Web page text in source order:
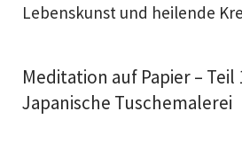
Lebenskunst und heilende
Meditation auf Papier – Teil
Japanische Tuschemalerei